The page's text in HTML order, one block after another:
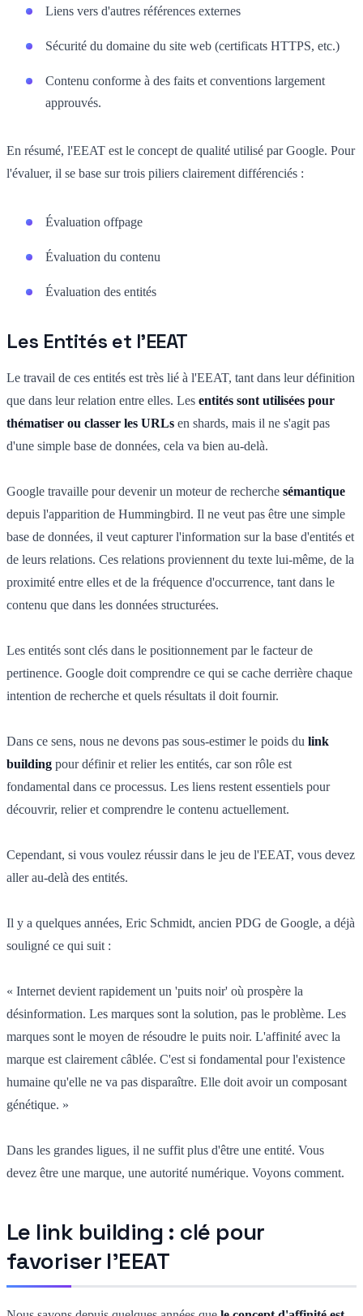
Liens vers d'autres références externes
Sécurité du domaine du site web (certificats HTTPS, etc.)
Contenu conforme à des faits et conventions largement
approuvés.
En résumé, l'EEAT est le concept de qualité utilisé par Google. Pour
l'évaluer, il se base sur trois piliers clairement différenciés :
Évaluation offpage
Évaluation du contenu
Évaluation des entités
Les Entités et l'EEAT
Le travail de ces entités est très lié à l'EEAT, tant dans leur définition
que dans leur relation entre elles. Les entités sont utilisées pour
thématiser ou classer les URLs en shards, mais il ne s'agit pas
d'une simple base de données, cela va bien au-delà.
Google travaille pour devenir un moteur de recherche sémantique
depuis l'apparition de Hummingbird. Il ne veut pas être une simple
base de données, il veut capturer l'information sur la base d'entités et
de leurs relations. Ces relations proviennent du texte lui-même, de la
proximité entre elles et de la fréquence d'occurrence, tant dans le
contenu que dans les données structurées.
Les entités sont clés dans le positionnement par le facteur de
pertinence. Google doit comprendre ce qui se cache derrière chaque
intention de recherche et quels résultats il doit fournir.
Dans ce sens, nous ne devons pas sous-estimer le poids du link
building pour définir et relier les entités, car son rôle est
fondamental dans ce processus. Les liens restent essentiels pour
découvrir, relier et comprendre le contenu actuellement.
Cependant, si vous voulez réussir dans le jeu de l'EEAT, vous devez
aller au-delà des entités.
Il y a quelques années, Eric Schmidt, ancien PDG de Google, a déjà
souligné ce qui suit :
« Internet devient rapidement un 'puits noir' où prospère la
désinformation. Les marques sont la solution, pas le problème. Les
marques sont le moyen de résoudre le puits noir. L'affinité avec la
marque est clairement câblée. C'est si fondamental pour l'existence
humaine qu'elle ne va pas disparaître. Elle doit avoir un composant
génétique. »
Dans les grandes ligues, il ne suffit plus d'être une entité. Vous
devez être une marque, une autorité numérique. Voyons comment.
Le link building : clé pour
favoriser l'EEAT